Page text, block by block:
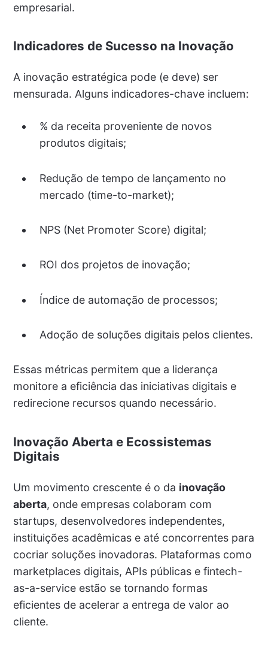
empresarial.
Indicadores de Sucesso na Inovação
A inovação estratégica pode (e deve) ser
mensurada. Alguns indicadores-chave incluem:
% da receita proveniente de novos
produtos digitais;
Redução de tempo de lançamento no
mercado (time-to-market);
NPS (Net Promoter Score) digital;
ROI dos projetos de inovação;
Índice de automação de processos;
Adoção de soluções digitais pelos clientes.
Essas métricas permitem que a liderança
monitore a eficiência das iniciativas digitais e
redirecione recursos quando necessário.
Inovação Aberta e Ecossistemas
Digitais
Um movimento crescente é o da inovação
aberta, onde empresas colaboram com
startups, desenvolvedores independentes,
instituições acadêmicas e até concorrentes para
cocriar soluções inovadoras. Plataformas como
marketplaces digitais, APIs públicas e fintech-
as-a-service estão se tornando formas
eficientes de acelerar a entrega de valor ao
cliente.